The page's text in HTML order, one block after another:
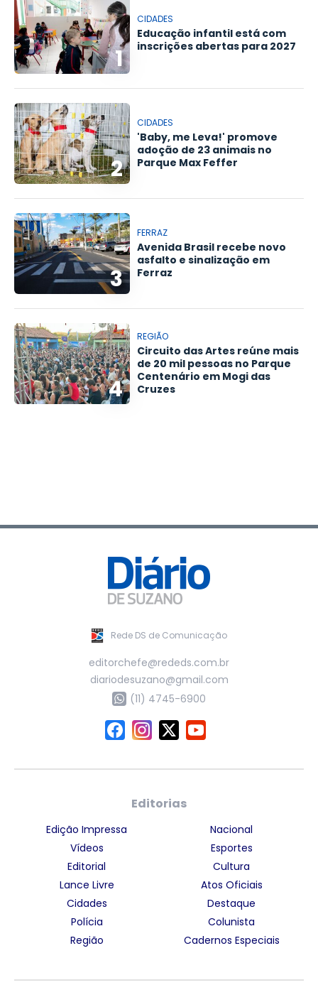
1
CIDADES
Educação infantil está com
inscrições abertas para 2027
2
CIDADES
'Baby, me Leva!' promove
adoção de 23 animais no
Parque Max Feffer
3
FERRAZ
Avenida Brasil recebe novo
asfalto e sinalização em
Ferraz
4
REGIÃO
Circuito das Artes reúne mais
de 20 mil pessoas no Parque
Centenário em Mogi das
Cruzes
Rede DS de Comunicação
editorchefe@rededs.com.br
diariodesuzano@gmail.com
(11) 4745-6900
Editorias
Edição Impressa
Vídeos
Editorial
Lance Livre
Cidades
Polícia
Região
Nacional
Esportes
Cultura
Atos Oficiais
Destaque
Colunista
Cadernos Especiais